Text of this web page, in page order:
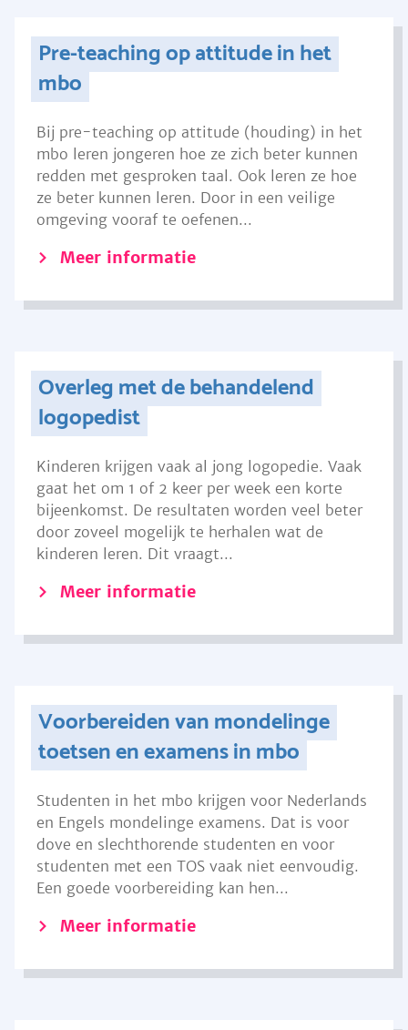
Pre-teaching op attitude in het
mbo
Bij pre-teaching op attitude (houding) in het
mbo leren jongeren hoe ze zich beter kunnen
redden met gesproken taal. Ook leren ze hoe
ze beter kunnen leren. Door in een veilige
omgeving vooraf te oefenen...
Meer informatie
Overleg met de behandelend
logopedist
Kinderen krijgen vaak al jong logopedie. Vaak
gaat het om 1 of 2 keer per week een korte
bijeenkomst. De resultaten worden veel beter
door zoveel mogelijk te herhalen wat de
kinderen leren. Dit vraagt...
Meer informatie
Voorbereiden van mondelinge
toetsen en examens in mbo
Studenten in het mbo krijgen voor Nederlands
en Engels mondelinge examens. Dat is voor
dove en slechthorende studenten en voor
studenten met een TOS vaak niet eenvoudig.
Een goede voorbereiding kan hen...
Meer informatie